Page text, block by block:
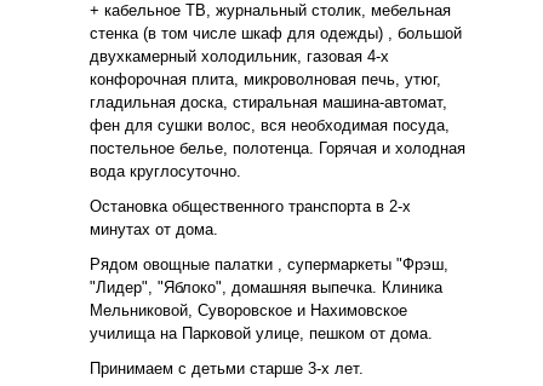
+ кабельное ТВ, журнальный столик, мебельная
стенка (в том числе шкаф для одежды) , большой
двухкамерный холодильник, газовая 4-х
конфорочная плита, микроволновая печь, утюг,
гладильная доска, стиральная машина-автомат,
фен для сушки волос, вся необходимая посуда,
постельное белье, полотенца. Горячая и холодная
вода круглосуточно.
Остановка общественного транспорта в 2-х
минутах от дома.
Рядом овощные палатки , супермаркеты "Фрэш,
"Лидер", "Яблоко", домашняя выпечка. Клиника
Мельниковой, Суворовское и Нахимовское
училища на Парковой улице, пешком от дома.
Принимаем с детьми старше 3-х лет.